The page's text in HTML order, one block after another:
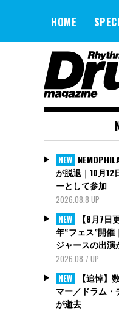
HOME
NEW
が脱退｜10月
ーとして参加
2026.08.8 UP
NEW
【8月7日
年“フェス”開催
ジャースの出演
2026.08.7 UP
NEW
【追悼】
マー／ドラム
が逝去